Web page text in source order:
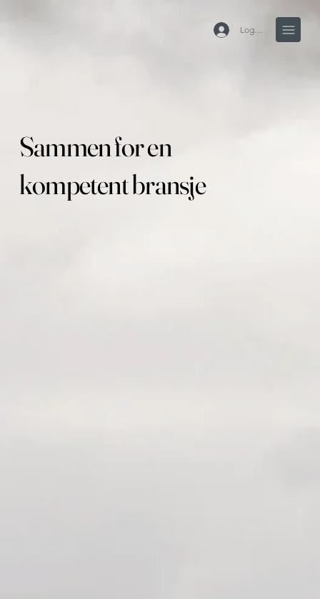
Logg inn
Sammen for en
kompetent bransje